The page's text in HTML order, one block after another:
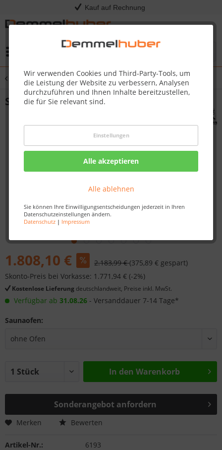
Kauf auf Rechnung
Wir verwenden Cookies und Third-Party-Tools, um
die Leistung der Website zu verbessern, Analysen
durchzuführen und Ihnen Inhalte bereitzustellen,
die für Sie relevant sind.
Einstellungen
Alle akzeptieren
Alle ablehnen
Sie können Ihre Einwilligungsentscheidungen jederzeit in Ihren
Datenschutzeinstellungen ändern.
Datenschutz| Impressum
Übersicht Elementsauna
Sauna OULU 1,96 x 1,96 m
1.808,10 € 2.183,99 €(375,89 € gespart)
Skonto-Preis bei Vorkasse: 1.771,94 € (-2%)
Kostenlose Lieferung deutschlandweit, Preise inkl. MwSt.
Verfügbar ab 31.08.26 - Versanddauer 7-14 Tage*
Saunaofen:
In den Warenkorb
Sonderangebot anfordern
Merken Bewerten
Artikel-Nr.:
6193